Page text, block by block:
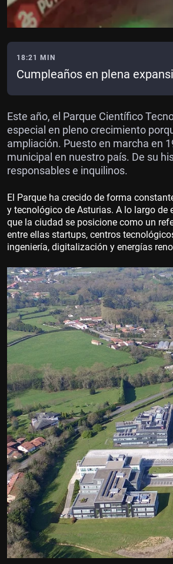
18:21 MIN
Cumpleaños en plena
Este año, el Parque Científico
especial en pleno crecimiento
ampliación. Puesto en marcha en
municipal en nuestro país. De su
responsables e inquilinos.
El Parque ha crecido de forma
y tecnológico de Asturias. A lo largo
que la ciudad se posicione como un
entre ellas startups, centros
ingeniería, digitalización y energías